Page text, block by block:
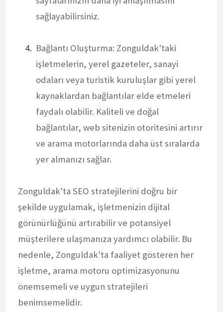
sağlayabilirsiniz.
Bağlantı Oluşturma: Zonguldak'taki
işletmelerin, yerel gazeteler, sanayi
odaları veya turistik kuruluşlar gibi yerel
kaynaklardan bağlantılar elde etmeleri
faydalı olabilir. Kaliteli ve doğal
bağlantılar, web sitenizin otoritesini artırır
ve arama motorlarında daha üst sıralarda
yer almanızı sağlar.
Zonguldak'ta SEO stratejilerini doğru bir
şekilde uygulamak, işletmenizin dijital
görünürlüğünü artırabilir ve potansiyel
müşterilere ulaşmanıza yardımcı olabilir. Bu
nedenle, Zonguldak'ta faaliyet gösteren her
işletme, arama motoru optimizasyonunu
önemsemeli ve uygun stratejileri
benimsemelidir.